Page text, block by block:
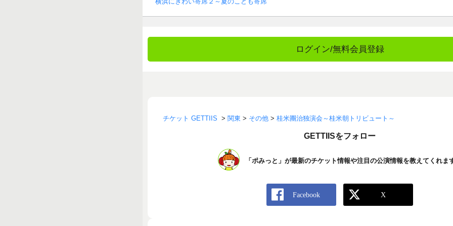
ログイン/無料会員登録
チケット GETTIIS > 関東 > その他 > 桂米團治独演会～桂米朝トリビュート～
GETTIISをフォロー
「ポみっと」が最新のチケット情報や注目の公演情報を教えてくれま